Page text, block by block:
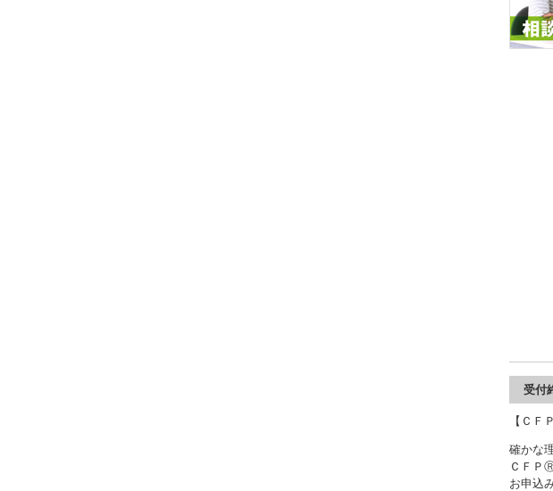
受付
【Ｃ
確かな
ＣＦＰ
お申込